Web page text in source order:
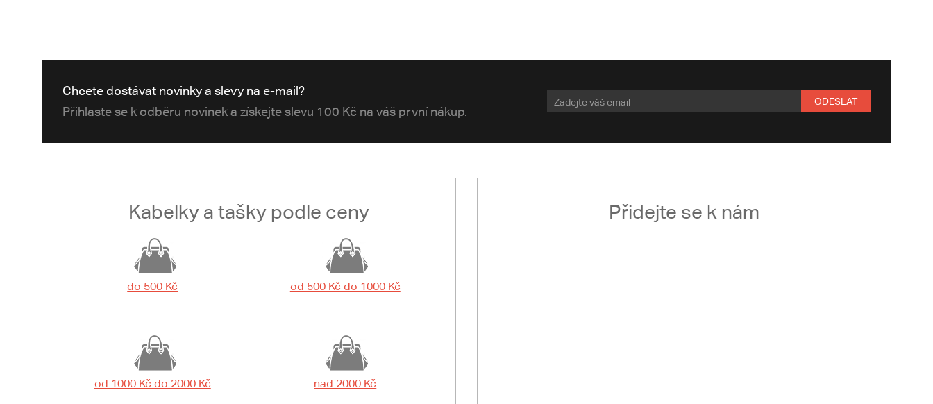
Chcete dostávat novinky a slevy na e-mail?
Přihlaste se k odběru novinek a získejte slevu 100 Kč na váš první nákup.
ODESLAT
Kabelky a tašky podle ceny
do 500 Kč od 500 Kč do 1000 Kč
od 1000 Kč do 2000 Kč nad 2000 Kč
Přidejte se k nám